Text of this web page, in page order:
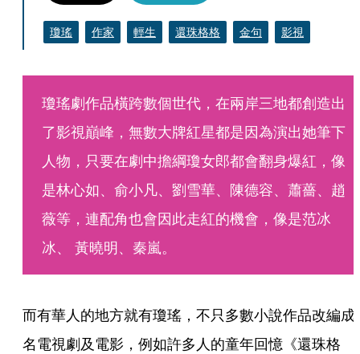
瓊瑤 作家 輕生 還珠格格 金句 影視
瓊瑤劇作品橫跨數個世代，在兩岸三地都創造出
了影視巔峰，無數大牌紅星都是因為演出她筆下
人物，只要在劇中擔綱瓊女郎都會翻身爆紅，像
是林心如、俞小凡、劉雪華、陳德容、蕭薔、趙
薇等，連配角也會因此走紅的機會，像是范冰
冰、 黃曉明、秦嵐。
而有華人的地方就有瓊瑤，不只多數小說作品改編成
名電視劇及電影，例如許多人的童年回憶《還珠格